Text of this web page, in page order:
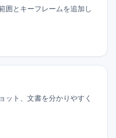
囲とキーフレームを追加し
ット、文書を分かりやすく